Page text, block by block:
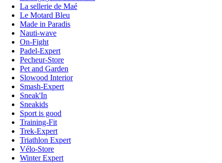
La sellerie de Maé
Le Motard Bleu
Made in Paradis
Nauti-wave
On-Fight
Padel-Expert
Pecheur-Store
Pet and Garden
Slowood Interior
Smash-Expert
Sneak'In
Sneakids
Sport is good
Training-Fit
Trek-Expert
Triathlon Expert
Vélo-Store
Winter Expert